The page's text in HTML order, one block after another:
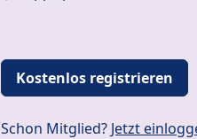
Kostenlos registrieren
Schon Mitglied? Jetzt